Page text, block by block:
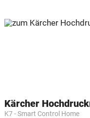
Kärcher
K7 - Smart Control Home